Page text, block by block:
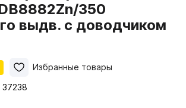
350
выдв. с доводчиком
37238
Избранные товары